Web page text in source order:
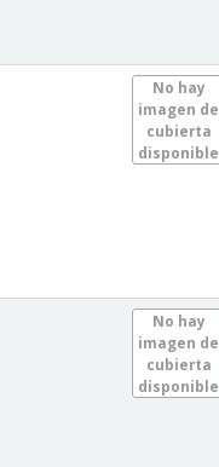
No hay
imagen de
cubierta
disponible
No hay
imagen de
cubierta
disponible